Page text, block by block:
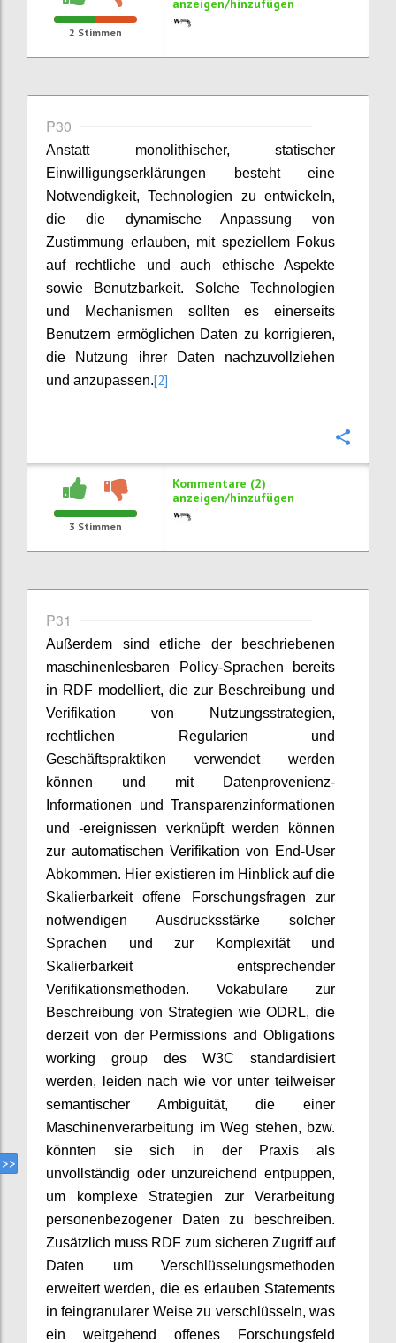
2 Stimmen
anzeigen/hinzufügen
P30
Anstatt monolithischer, statischer
Einwilligungserklärungen besteht eine
Notwendigkeit, Technologien zu entwickeln,
die die dynamische Anpassung von
Zustimmung erlauben, mit speziellem Fokus
auf rechtliche und auch ethische Aspekte
sowie Benutzbarkeit. Solche Technologien
und Mechanismen sollten es einerseits
Benutzern ermöglichen Daten zu korrigieren,
die Nutzung ihrer Daten nachzuvollziehen
und anzupassen.[2]
3 Stimmen
Kommentare (2)
anzeigen/hinzufügen
P31
Außerdem sind etliche der beschriebenen
maschinenlesbaren Policy-Sprachen bereits
in RDF modelliert, die zur Beschreibung und
Verifikation von Nutzungsstrategien,
rechtlichen Regularien und
Geschäftspraktiken verwendet werden
können und mit Datenprovenienz-
Informationen und Transparenzinformationen
und -ereignissen verknüpft werden können
zur automatischen Verifikation von End-User
Abkommen. Hier existieren im Hinblick auf die
Skalierbarkeit offene Forschungsfragen zur
notwendigen Ausdrucksstärke solcher
Sprachen und zur Komplexität und
Skalierbarkeit entsprechender
Verifikationsmethoden. Vokabulare zur
Beschreibung von Strategien wie ODRL, die
derzeit von der Permissions and Obligations
working group des W3C standardisiert
werden, leiden nach wie vor unter teilweiser
semantischer Ambiguität, die einer
Maschinenverarbeitung im Weg stehen, bzw.
könnten sie sich in der Praxis als
unvollständig oder unzureichend entpuppen,
um komplexe Strategien zur Verarbeitung
personenbezogener Daten zu beschreiben.
Zusätzlich muss RDF zum sicheren Zugriff auf
Daten um Verschlüsselungsmethoden
erweitert werden, die es erlauben Statements
in feingranularer Weise zu verschlüsseln, was
ein weitgehend offenes Forschungsfeld